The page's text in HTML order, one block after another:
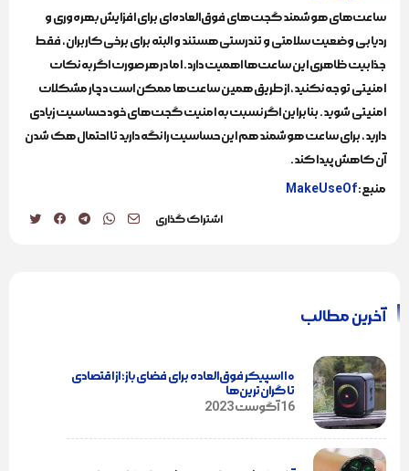
ساعت‌های هوشمند گجت‌های فوق‌العاده‌ای برای افزایش بهره‌وری و
ردیابی وضعیت سلامتی و تندرستی هستند و البته برای برخی کاربران، فقط
جذابیت ظاهری این ساعت‌ها اهمیت دارد. اما در هر صورت اگر به نکات
امنیتی توجه نکنید، از طریق همین ساعت‌ها ممکن است دچار مشکلات
امنیتی شوید. بنابراین اگر نسبت به امنیت گجت‌های خود حساسیت زیادی
دارید، برای ساعت هوشمند هم این حساسیت را نگه دارید تا احتمال هک شدن
آن کاهش پیدا کند.
منبع:MakeUseOf
اشتراک گذاری
آخرین مطالب
۱۰ اسپیکر فوق‌العاده برای فضای باز؛ از اقتصادی
تا گران‌ترین‌ها
16 آگوست 2023